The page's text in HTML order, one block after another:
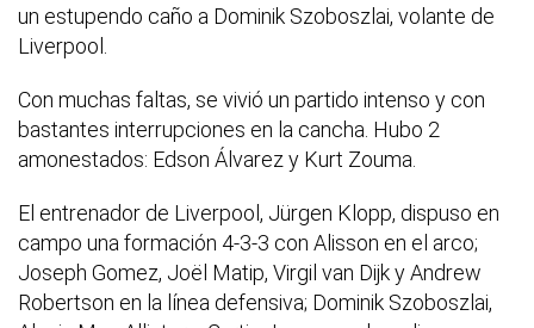
un estupendo caño a Dominik Szoboszlai, volante de
Liverpool.
Con muchas faltas, se vivió un partido intenso y con
bastantes interrupciones en la cancha. Hubo 2
amonestados: Edson Álvarez y Kurt Zouma.
El entrenador de Liverpool, Jürgen Klopp, dispuso en
campo una formación 4-3-3 con Alisson en el arco;
Joseph Gomez, Joël Matip, Virgil van Dijk y Andrew
Robertson en la línea defensiva; Dominik Szoboszlai,